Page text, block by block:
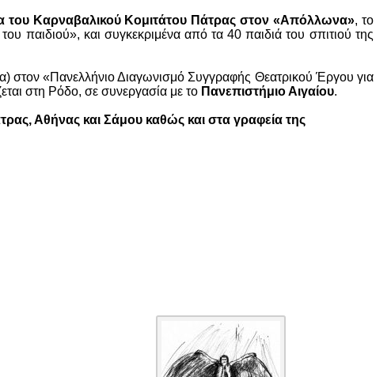
Καρναβαλικού Κομιτάτου Πάτρας στον «Απόλλωνα», το
παιδιού», και συγκεκριμένα από τα 40 παιδιά του σπιτιού της
στον «Πανελλήνιο Διαγωνισμό Συγγραφής Θεατρικού Έργου για
στη Ρόδο, σε συνεργασία με το Πανεπιστήμιο Αιγαίου.
Αθήνας και Σάμου καθώς και στα γραφεία της